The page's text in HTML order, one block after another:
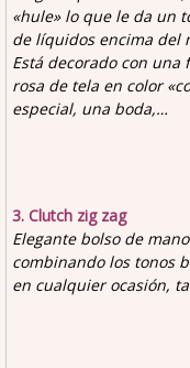
«hule» lo que le da un
de líquidos encima del
Está decorado con
rosa de tela en color
especial, una boda,…
3. Clutch zig zag
Elegante bolso de
combinando los tonos
en cualquier ocasión,